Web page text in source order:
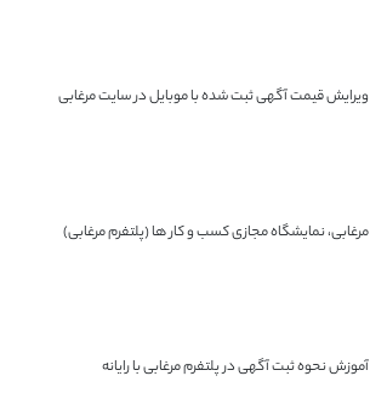
ویرایش قیمت آگهی ثبت شده با موبایل در سایت مرغابی
مرغابی، نمایشگاه مجازی کسب و کار ها (پلتفرم مرغابی)
آموزش نحوه ثبت آگهی در پلتفرم مرغابی با رایانه